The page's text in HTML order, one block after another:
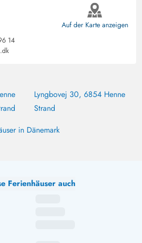
14
Auf der Karte anzeigen
Lyngbovej 30, 6854 Henne
Strand
in Dänemark
Ferienhäuser auch